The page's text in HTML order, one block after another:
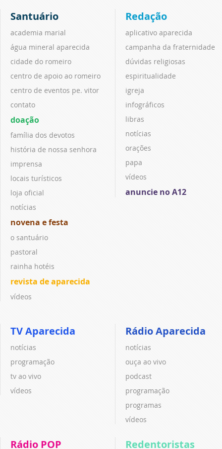
Santuário
academia marial
água mineral aparecida
cidade do romeiro
centro de apoio ao romeiro
centro de eventos pe. vitor
contato
doação
família dos devotos
história de nossa senhora
imprensa
locais turísticos
loja oficial
notícias
novena e festa
o santuário
pastoral
rainha hotéis
revista de aparecida
vídeos
Redação
aplicativo aparecida
campanha da fraternidade
dúvidas religiosas
espiritualidade
igreja
infográficos
libras
notícias
orações
papa
vídeos
anuncie no A12
TV Aparecida
notícias
programação
tv ao vivo
vídeos
Rádio Aparecida
notícias
ouça ao vivo
podcast
programação
programas
vídeos
Rádio POP Redentoristas